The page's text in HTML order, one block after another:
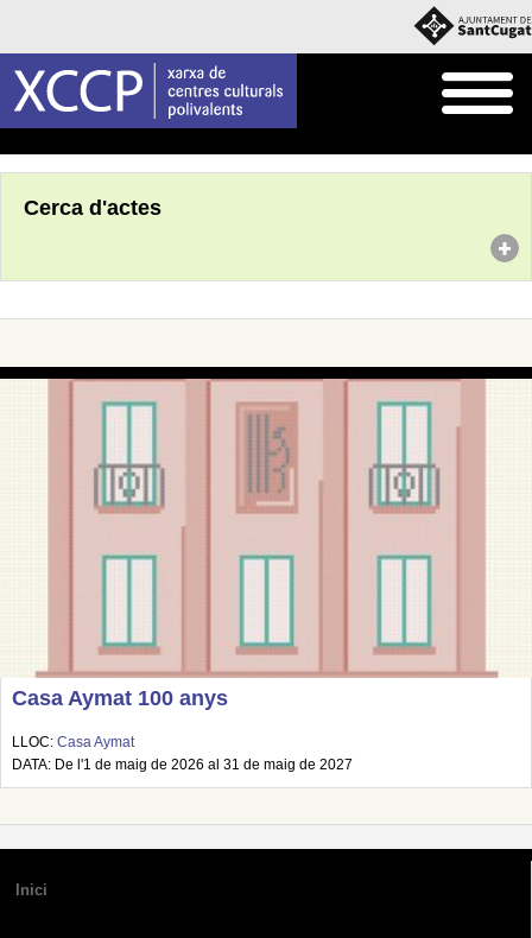
Cerca d'actes
Casa Aymat 100 anys
LLOC: Casa Aymat
DATA: De l'1 de maig de 2026 al 31 de maig de 2027
Inici